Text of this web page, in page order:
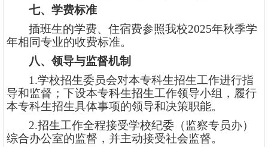
七、 学费标准
插班生的学费、住宿费参照我校2025年秋季学
年相同专业的收费标准。
八、领导与监督机制
1.学校招生委员会对本专科生招生工作进行指
导和监督；下设本专科生招生工作领导小组，履行
本专科生招生具体事项的领导和决策职能。
2.招生工作全程接受学校纪委（监察专员办）
综合办公室的监督，并主动接受社会监督。